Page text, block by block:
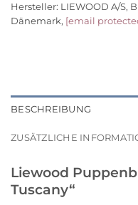
Hersteller: LIEWOOD A/S,
Dänemark, [email
BESCHREIBUNG
ZUSÄTZLICHE
Liewood
Tuscany“